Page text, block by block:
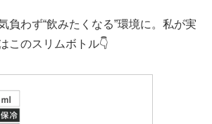
負わず“飲みたくなる”環境に。私が実
このスリムボトル👇